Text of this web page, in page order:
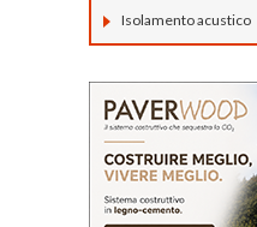
Isolamento acustico